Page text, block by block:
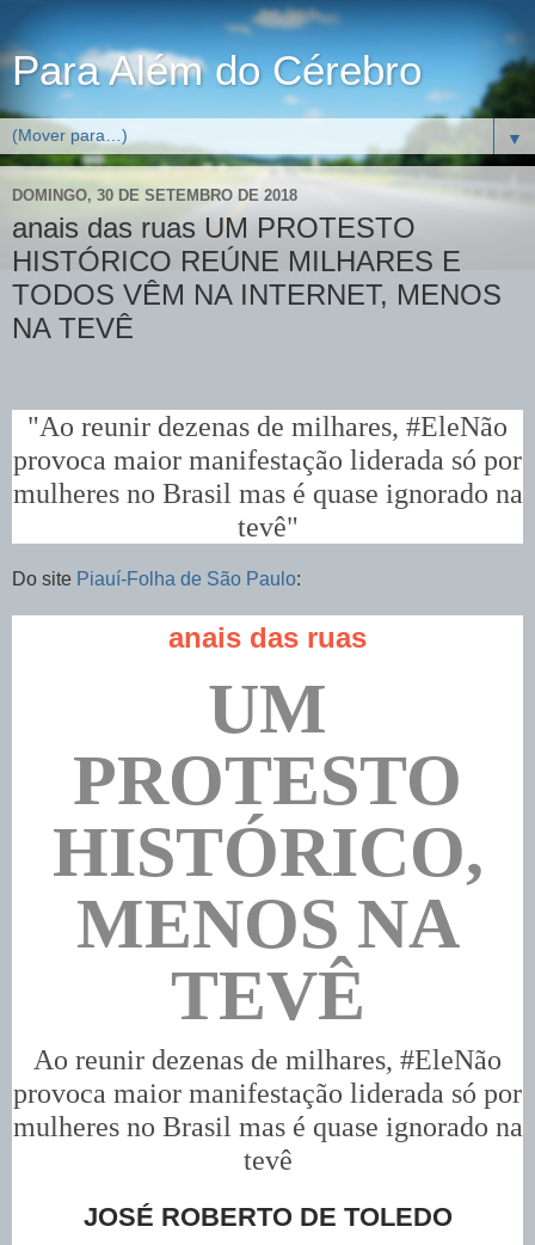
Para Além do Cérebro
▼
DOMINGO, 30 DE SETEMBRO DE 2018
anais das ruas UM PROTESTO
HISTÓRICO REÚNE MILHARES E
TODOS VÊM NA INTERNET, MENOS
NA TEVÊ
"Ao reunir dezenas de milhares, #EleNão
provoca maior manifestação liderada só por
mulheres no Brasil mas é quase ignorado na
tevê"
Do site Piauí-Folha de São Paulo:
anais das ruas
UM
PROTESTO
HISTÓRICO,
MENOS NA
TEVÊ
Ao reunir dezenas de milhares, #EleNão
provoca maior manifestação liderada só por
mulheres no Brasil mas é quase ignorado na
tevê
JOSÉ ROBERTO DE TOLEDO